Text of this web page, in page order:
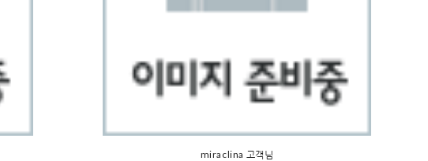
miraclina 고객님